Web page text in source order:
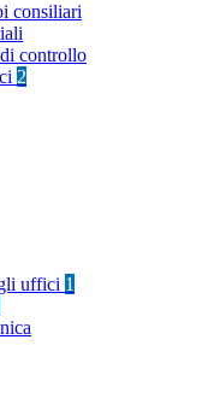
consiliari
controllo
2
uffici 1